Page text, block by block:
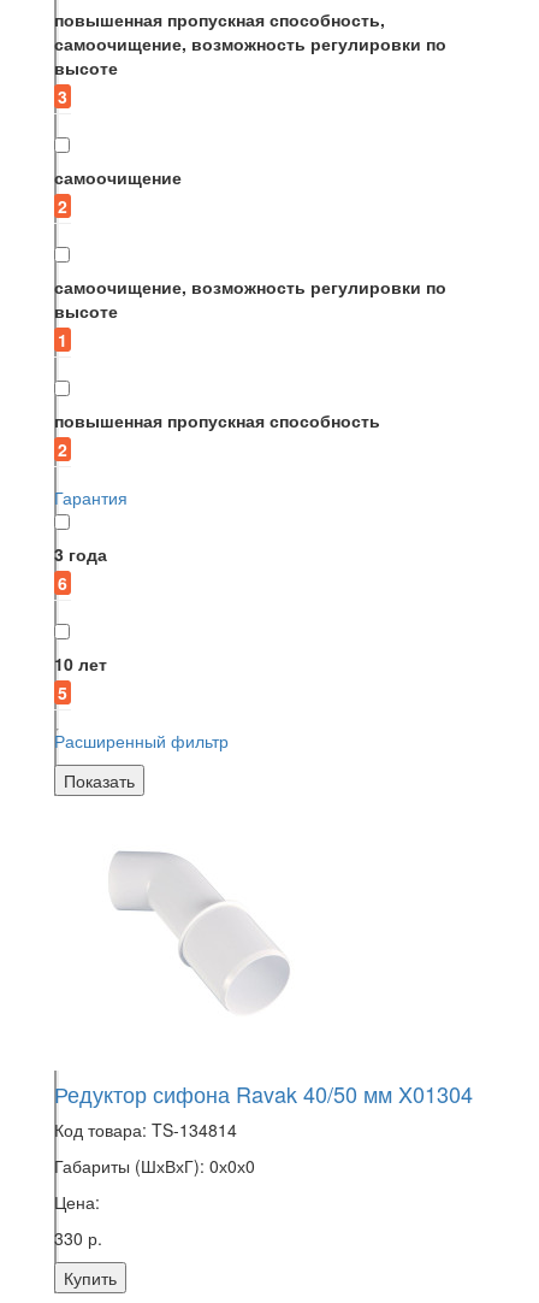
повышенная пропускная способность,
самоочищение, возможность регулировки по
высоте
3
самоочищение
2
самоочищение, возможность регулировки по
высоте
1
повышенная пропускная способность
2
Гарантия
3 года
6
10 лет
5
Расширенный фильтр
Показать
Редуктор сифона Ravak 40/50 мм X01304
Код товара: TS-134814
Габариты (ШхВхГ): 0х0х0
Цена:
330 р.
Купить